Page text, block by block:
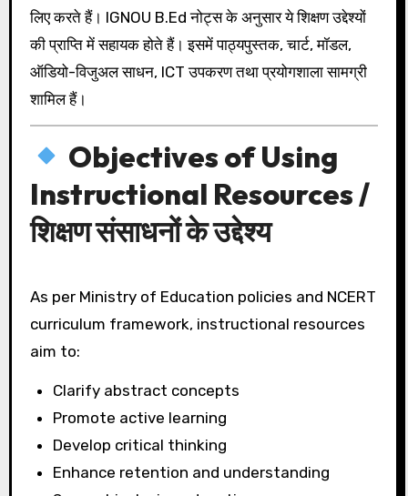
लिए करते हैं। IGNOU B.Ed नोट्स के अनुसार ये शिक्षण उद्देश्यों
की प्राप्ति में सहायक होते हैं। इसमें पाठ्यपुस्तक, चार्ट, मॉडल,
ऑडियो-विजुअल साधन, ICT उपकरण तथा प्रयोगशाला सामग्री
शामिल हैं।
Objectives of Using
Instructional Resources /
शिक्षण संसाधनों के उद्देश्य
As per Ministry of Education policies and NCERT
curriculum framework, instructional resources
aim to:
Clarify abstract concepts
Promote active learning
Develop critical thinking
Enhance retention and understanding